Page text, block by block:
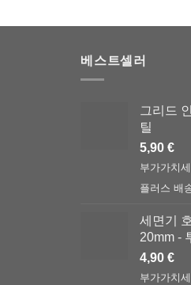
베스트셀러
그리드
틸
5,90 €
부가가치
플러스 배
세면기
20mm -
4,90 €
부가가치